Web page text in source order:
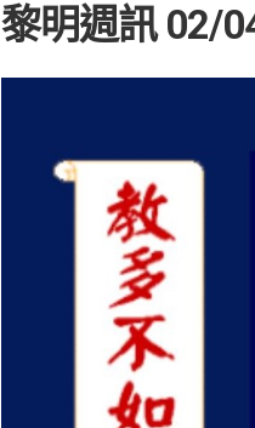
黎明週訊 02/